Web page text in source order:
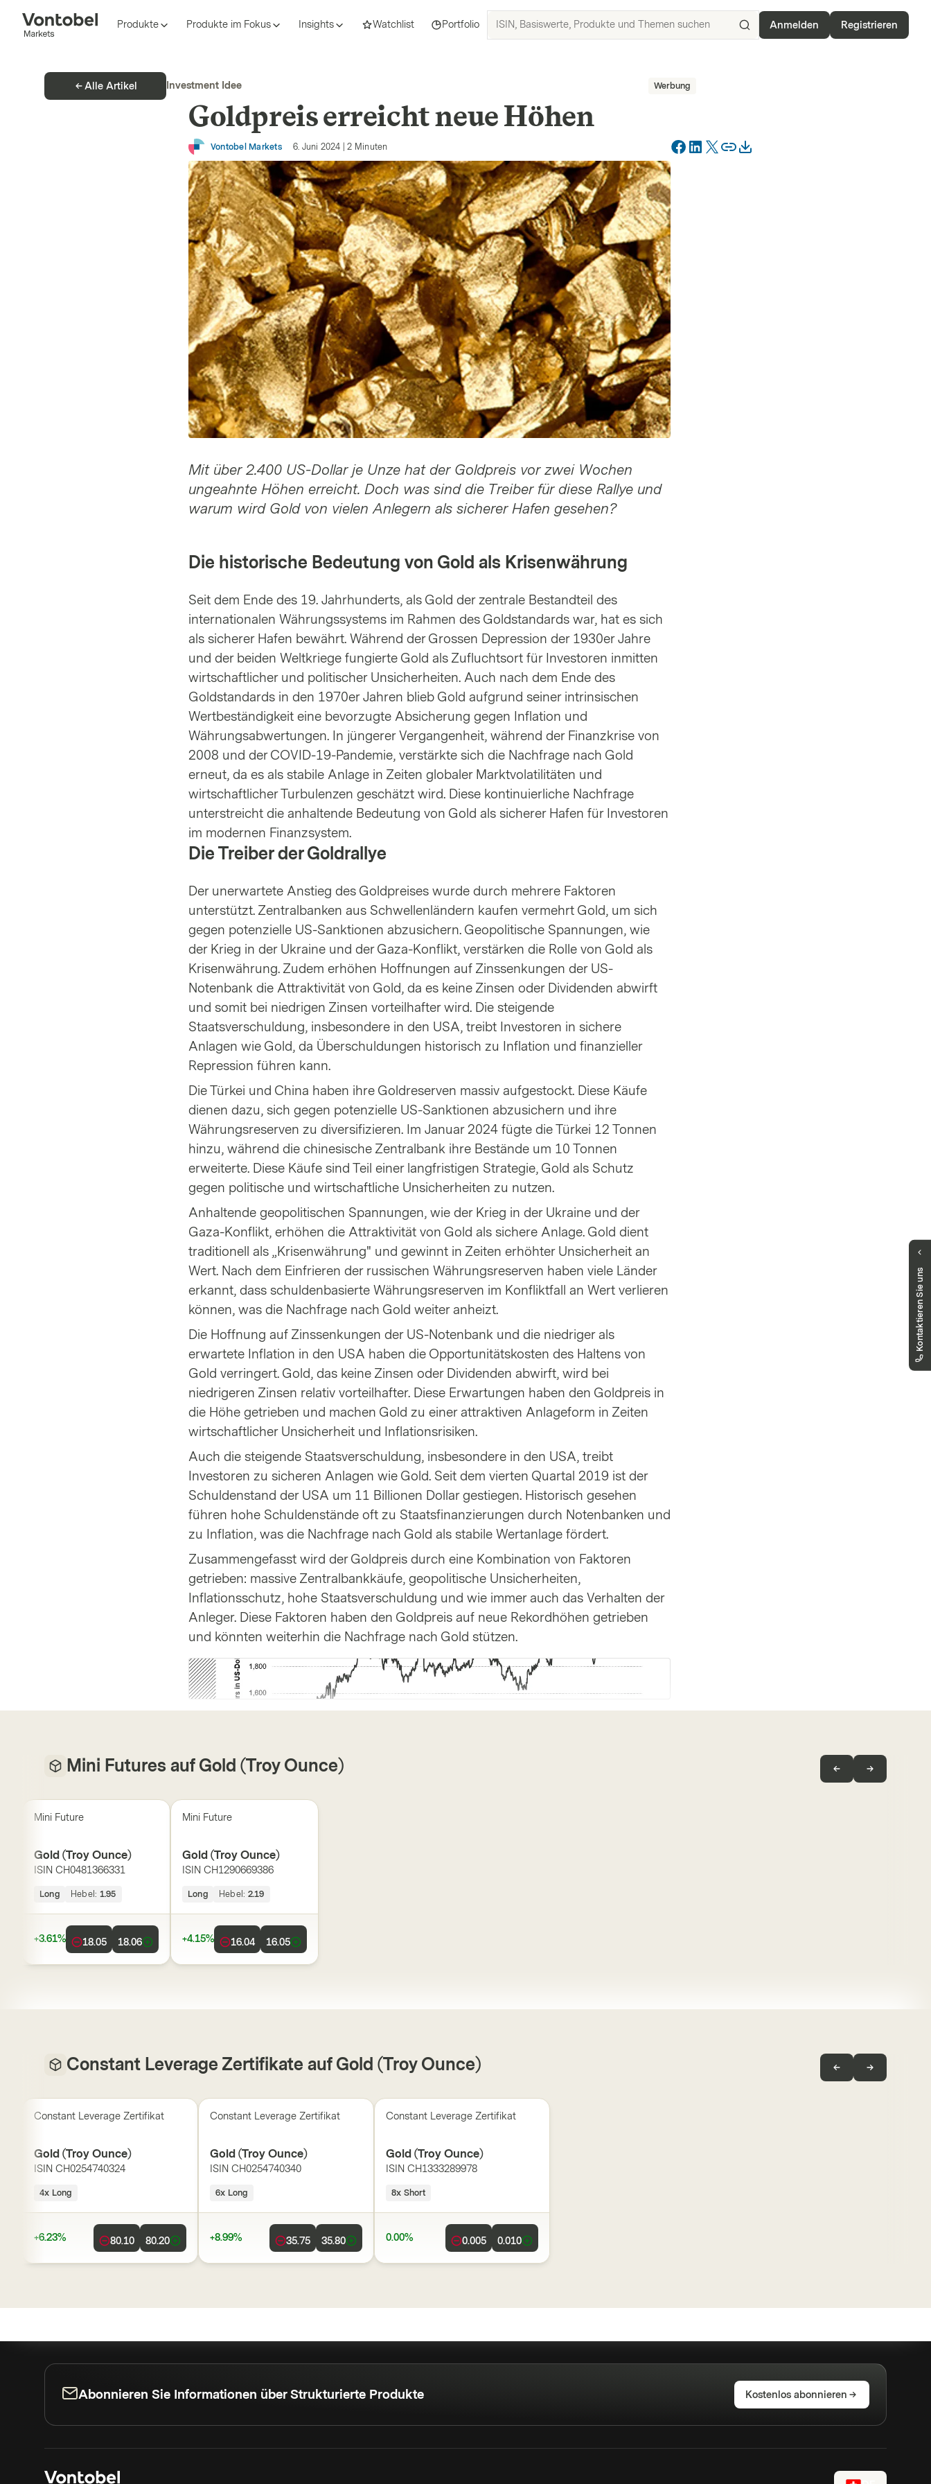
Produkte Produkte im Fokus Insights Watchlist Portfolio
ISIN,
ISIN,
Anmelden Registrieren
Alle Artikel Investment Idee Werbung
Goldpreis erreicht neue Höhen
Vontobel Markets 6. Juni 2024 |2 Minuten
Mit über 2.400 US-Dollar je Unze hat der Goldpreis vor zwei Wochen
ungeahnte Höhen erreicht. Doch was sind die Treiber für diese Rallye und
warum wird Gold von vielen Anlegern als sicherer Hafen gesehen?
Die historische Bedeutung von Gold als Krisenwährung
Seit dem Ende des 19. Jahrhunderts, als Gold der zentrale Bestandteil des
internationalen Währungssystems im Rahmen des Goldstandards war, hat es sich
als sicherer Hafen bewährt. Während der Grossen Depression der 1930er Jahre
und der beiden Weltkriege fungierte Gold als Zufluchtsort für Investoren inmitten
wirtschaftlicher und politischer Unsicherheiten. Auch nach dem Ende des
Goldstandards in den 1970er Jahren blieb Gold aufgrund seiner intrinsischen
Wertbeständigkeit eine bevorzugte Absicherung gegen Inflation und
Währungsabwertungen. In jüngerer Vergangenheit, während der Finanzkrise von
2008 und der COVID-19-Pandemie, verstärkte sich die Nachfrage nach Gold
erneut, da es als stabile Anlage in Zeiten globaler Marktvolatilitäten und
wirtschaftlicher Turbulenzen geschätzt wird. Diese kontinuierliche Nachfrage
unterstreicht die anhaltende Bedeutung von Gold als sicherer Hafen für Investoren
im modernen Finanzsystem.
Die Treiber der Goldrallye
Der unerwartete Anstieg des Goldpreises wurde durch mehrere Faktoren
unterstützt. Zentralbanken aus Schwellenländern kaufen vermehrt Gold, um sich
gegen potenzielle US-Sanktionen abzusichern. Geopolitische Spannungen, wie
der Krieg in der Ukraine und der Gaza-Konflikt, verstärken die Rolle von Gold als
Krisenwährung. Zudem erhöhen Hoffnungen auf Zinssenkungen der US-
Notenbank die Attraktivität von Gold, da es keine Zinsen oder Dividenden abwirft
und somit bei niedrigen Zinsen vorteilhafter wird. Die steigende
Staatsverschuldung, insbesondere in den USA, treibt Investoren in sichere
Anlagen wie Gold, da Überschuldungen historisch zu Inflation und finanzieller
Repression führen kann.
Die Türkei und China haben ihre Goldreserven massiv aufgestockt. Diese Käufe
dienen dazu, sich gegen potenzielle US-Sanktionen abzusichern und ihre
Währungsreserven zu diversifizieren. Im Januar 2024 fügte die Türkei 12 Tonnen
hinzu, während die chinesische Zentralbank ihre Bestände um 10 Tonnen
erweiterte. Diese Käufe sind Teil einer langfristigen Strategie, Gold als Schutz
gegen politische und wirtschaftliche Unsicherheiten zu nutzen.
Anhaltende geopolitischen Spannungen, wie der Krieg in der Ukraine und der
Gaza-Konflikt, erhöhen die Attraktivität von Gold als sichere Anlage. Gold dient
traditionell als „Krisenwährung" und gewinnt in Zeiten erhöhter Unsicherheit an
Wert. Nach dem Einfrieren der russischen Währungsreserven haben viele Länder
erkannt, dass schuldenbasierte Währungsreserven im Konfliktfall an Wert verlieren
können, was die Nachfrage nach Gold weiter anheizt.
Die Hoffnung auf Zinssenkungen der US-Notenbank und die niedriger als
erwartete Inflation in den USA haben die Opportunitätskosten des Haltens von
Gold verringert. Gold, das keine Zinsen oder Dividenden abwirft, wird bei
niedrigeren Zinsen relativ vorteilhafter. Diese Erwartungen haben den Goldpreis in
die Höhe getrieben und machen Gold zu einer attraktiven Anlageform in Zeiten
wirtschaftlicher Unsicherheit und Inflationsrisiken.
Auch die steigende Staatsverschuldung, insbesondere in den USA, treibt
Investoren zu sicheren Anlagen wie Gold. Seit dem vierten Quartal 2019 ist der
Schuldenstand der USA um 11 Billionen Dollar gestiegen. Historisch gesehen
führen hohe Schuldenstände oft zu Staatsfinanzierungen durch Notenbanken und
zu Inflation, was die Nachfrage nach Gold als stabile Wertanlage fördert.
Zusammengefasst wird der Goldpreis durch eine Kombination von Faktoren
getrieben: massive Zentralbankkäufe, geopolitische Unsicherheiten,
Inflationsschutz, hohe Staatsverschuldung und wie immer auch das Verhalten der
Anleger. Diese Faktoren haben den Goldpreis auf neue Rekordhöhen getrieben
und könnten weiterhin die Nachfrage nach Gold stützen.
Mini Futures auf Gold (Troy Ounce)
Mini Future
Gold (Troy Ounce)
ISIN CH0481366331
Long Hebel: 1.95
+3.61% 18.05 18.06
Mini Future
Gold (Troy Ounce)
ISIN CH1290669386
Long Hebel: 2.19
+4.15% 16.04 16.05
Constant Leverage Zertifikate auf Gold (Troy Ounce)
Constant Leverage Zertifikat
Gold (Troy Ounce)
ISIN CH0254740324
4x Long
+6.23% 80.10 80.20
Constant Leverage Zertifikat
Gold (Troy Ounce)
ISIN CH0254740340
6x Long
+8.99% 35.75 35.80
Constant Leverage Zertifikat
Gold (Troy Ounce)
ISIN CH1333289978
8x Short
0.00% 0.005 0.010
Kontaktieren Sie uns
Abonnieren Sie Informationen über Strukturierte Produkte Kostenlos abonnieren